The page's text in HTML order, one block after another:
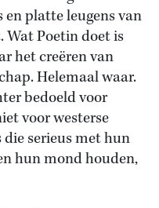
platte leugens van
Wat Poetin doet is
het creëren van
Helemaal waar.
bedoeld voor
voor westerse
die serieus met hun
hun mond houden,